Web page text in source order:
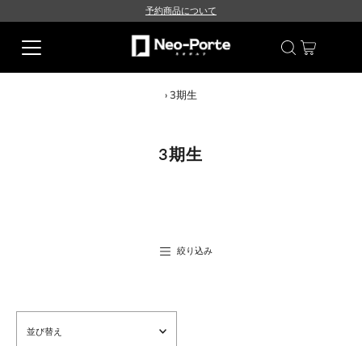
予約商品について
› 3期生
3期生
絞り込み